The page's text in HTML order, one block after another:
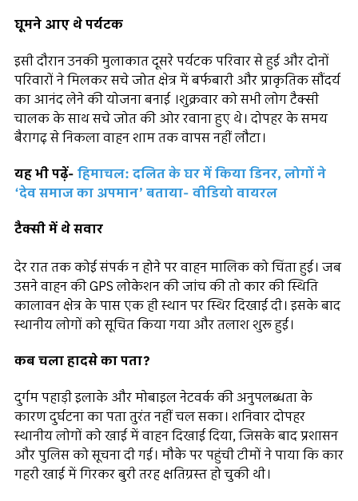
घूमने आए थे पर्यटक
इसी दौरान उनकी मुलाकात दूसरे पर्यटक परिवार से हुई और दोनों
परिवारों ने मिलकर सचे जोत क्षेत्र में बर्फबारी और प्राकृतिक सौंदर्य
का आनंद लेने की योजना बनाई ।शुक्रवार को सभी लोग टैक्सी
चालक के साथ सचे जोत की ओर रवाना हुए थे। दोपहर के समय
बैरागढ़ से निकला वाहन शाम तक वापस नहीं लौटा।
यह भी पढ़ें- हिमाचल: दलित के घर में किया डिनर, लोगों ने
‘देव समाज का अपमान’ बताया- वीडियो वायरल
टैक्सी में थे सवार
देर रात तक कोई संपर्क न होने पर वाहन मालिक को चिंता हुई। जब
उसने वाहन की GPS लोकेशन की जांच की तो कार की स्थिति
कालावन क्षेत्र के पास एक ही स्थान पर स्थिर दिखाई दी। इसके बाद
स्थानीय लोगों को सूचित किया गया और तलाश शुरू हुई।
कब चला हादसे का पता?
दुर्गम पहाड़ी इलाके और मोबाइल नेटवर्क की अनुपलब्धता के
कारण दुर्घटना का पता तुरंत नहीं चल सका। शनिवार दोपहर
स्थानीय लोगों को खाई में वाहन दिखाई दिया, जिसके बाद प्रशासन
और पुलिस को सूचना दी गई। मौके पर पहुंची टीमों ने पाया कि कार
गहरी खाई में गिरकर बुरी तरह क्षतिग्रस्त हो चुकी थी।